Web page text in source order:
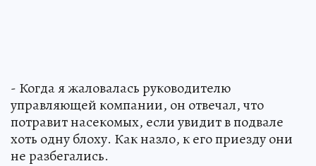
- Когда я жаловалась руководителю
управляющей компании, он отвечал, что
потравит насекомых, если увидит в подвале
хоть одну блоху. Как назло, к его приезду они
не разбегались.